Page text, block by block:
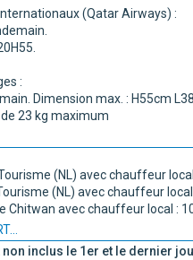
(Qatar Airways) :
:
Dimension max. : H55cm
23 kg maximum
(NL) avec chauffeur
(NL) avec chauffeur
Chitwan avec chauffeur local :
inclus le 1er et le dernier